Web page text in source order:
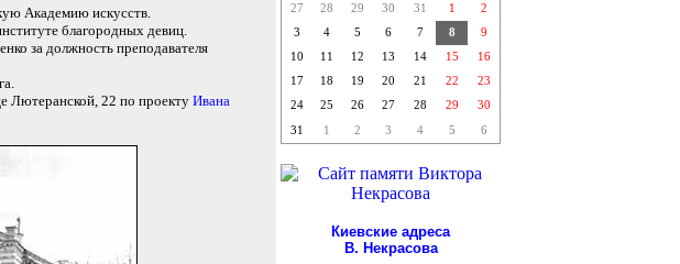
Академию искусств.
благородных девиц.
за должность преподавателя
Лютеранской, 22 по проекту Ивана
27 28 29 30 31 1
2
3
4 5 6 7 8
9
10
11 12 13 14 15
16
17
18 19 20 21 22
23
24
25 26 27 28 29 30
31 1 2 3 4 5 6
Киевские адреса
В. Некрасова